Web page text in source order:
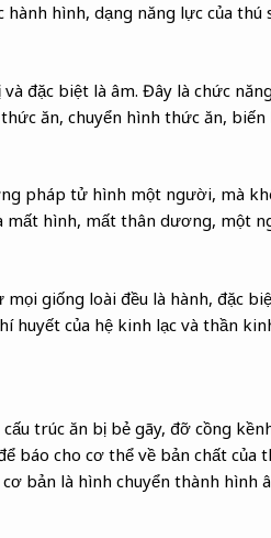
hình, dạng năng lực của thú
đặc biệt là âm. Đây là chức
ăn, chuyển hình thức ăn,
pháp tử hình một người, mà
mất hình, mất thân dương, một
giống loài đều là hành, đặc
huyết của hệ kinh lạc và thần
trúc ăn bị bẻ gãy, đỡ cồng
báo cho cơ thể về bản chất của
bản là hình chuyển thành hình